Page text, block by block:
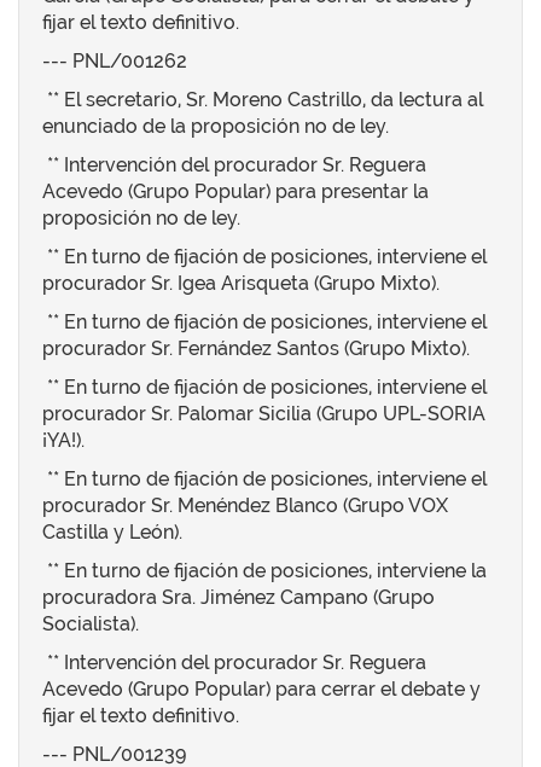
fijar el texto definitivo.
--- PNL/001262
** El secretario, Sr. Moreno Castrillo, da lectura al
enunciado de la proposición no de ley.
** Intervención del procurador Sr. Reguera
Acevedo (Grupo Popular) para presentar la
proposición no de ley.
** En turno de fijación de posiciones, interviene el
procurador Sr. Igea Arisqueta (Grupo Mixto).
** En turno de fijación de posiciones, interviene el
procurador Sr. Fernández Santos (Grupo Mixto).
** En turno de fijación de posiciones, interviene el
procurador Sr. Palomar Sicilia (Grupo UPL-SORIA
¡YA!).
** En turno de fijación de posiciones, interviene el
procurador Sr. Menéndez Blanco (Grupo VOX
Castilla y León).
** En turno de fijación de posiciones, interviene la
procuradora Sra. Jiménez Campano (Grupo
Socialista).
** Intervención del procurador Sr. Reguera
Acevedo (Grupo Popular) para cerrar el debate y
fijar el texto definitivo.
--- PNL/001239